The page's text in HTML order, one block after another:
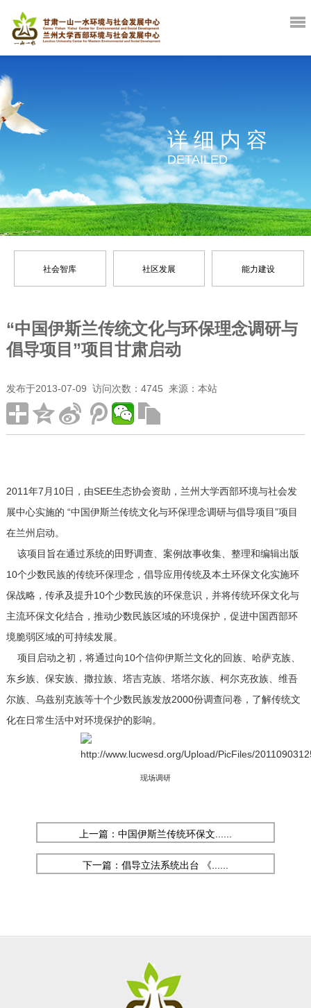
详细内容
DETAILED
社会智库 社区发展 能力建设
需求评估 监测评估
社会影响评估
“中国伊斯兰传统文化与环保理念调研与
倡导项目”项目甘肃启动
发布于2013-07-09 访问次数：4745 来源：本站
2011年7月10日，由SEE生态协会资助，兰州大学西部环境与社会发
展中心实施的 “中国伊斯兰传统文化与环保理念调研与倡导项目”项目
在兰州启动。
该项目旨在通过系统的田野调查、案例故事收集、整理和编辑出版
10个少数民族的传统环保理念，倡导应用传统及本土环保文化实施环
保战略，传承及提升10个少数民族的环保意识，并将传统环保文化与
主流环保文化结合，推动少数民族区域的环境保护，促进中国西部环
境脆弱区域的可持续发展。
项目启动之初，将通过向10个信仰伊斯兰文化的回族、哈萨克族、
东乡族、保安族、撒拉族、塔吉克族、塔塔尔族、柯尔克孜族、维吾
尔族、乌兹别克族等十个少数民族发放2000份调查问卷，了解传统文
化在日常生活中对环境保护的影响。
现场调研
上一篇：中国伊斯兰传统环保文......
下一篇：倡导立法系统出台 《......